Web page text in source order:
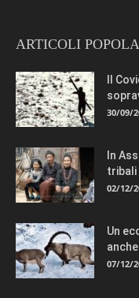
ARTICOLI
Il
30/09/
In
tribali
02/12/
Un
07/12/